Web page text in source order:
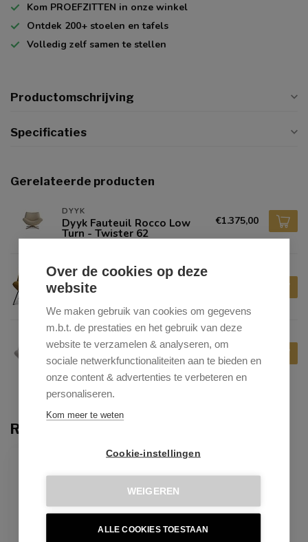
Over de cookies op deze
website
We maken gebruik van cookies om gegevens
m.b.t. de prestaties en het gebruik van deze
website te verzamelen & analyseren, om
sociale netwerkfunctionaliteiten aan te bieden en
onze content & advertenties te verbeteren en
personaliseren.
Kom meer te weten
Cookie-instellingen
WEIGEREN
ALLE COOKIES TOESTAAN
Kom PROEFZITTEN in onze winkel
Ontdek 200+ stoelen en tafels
Volledig zelf samen te stellen
Productomschrijving
Specificaties
Gerelateerde producten
DYYK
Dyyk Fauteuil Rocco Low
Turn - Twister 62
€1.375,00
DYYK
Dyyk Fauteuil Rocco Low Fix
DYYK
Dyyk Fauteuil Rocco High
Turn | Boogie Clay
Recent bekeken